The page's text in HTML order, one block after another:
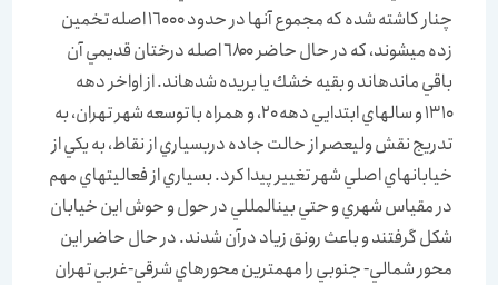
چنار كاشته شده كه مجموع آن‏ها در حدود ١٦٠٠٠ اصله تخمين
زده مي‏شوند، كه در حال حاضر ٦٨٠٠ اصله درختان قديمي آن
باقي مانده‏اند و بقيه خشك يا بريده شده‏اند. از اواخر دهه
١٣١٠ و سال‏هاي ابتدايي دهه ٢٠، و همراه با توسعه شهر تهران، به
تدريج نقش وليعصر از حالت جاده دربسياري از نقاط، به يكي از
خيابان‏هاي اصلي شهر تغيير پيدا كرد. بسياري از فعاليت‏هاي مهم
در مقياس شهري و حتي بين‏المللي در حول و حوش اين خيابان
شكل گرفتند و باعث رونق زياد درآن شدند. در حال حاضر اين
محور شمالي- جنوبي را مهم‏ترين محورهاي شرقي-غربي تهران